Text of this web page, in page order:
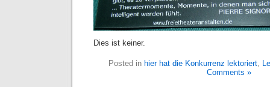
Dies ist keiner.
Posted in hier hat die Konkurrenz lektoriert,
Comments »